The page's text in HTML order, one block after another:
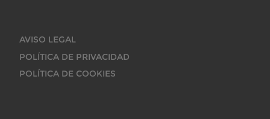
AVISO LEGAL
POLÍTICA DE PRIVACIDAD
POLÍTICA DE COOKIES